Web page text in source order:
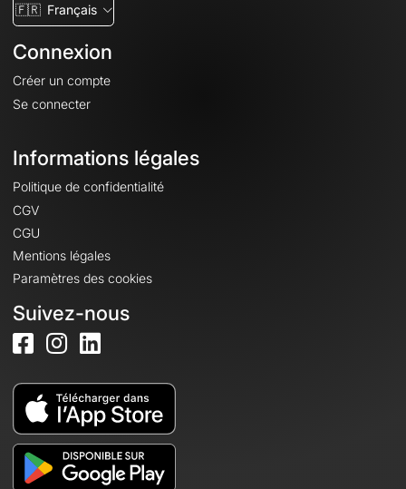
🇫🇷 Français
Connexion
Créer un compte
Se connecter
Informations légales
Politique de confidentialité
CGV
CGU
Mentions légales
Paramètres des cookies
Suivez-nous